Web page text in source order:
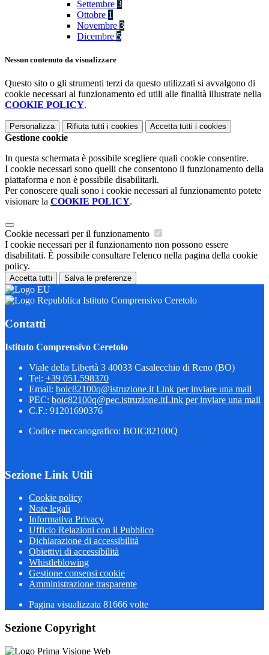
Settembre 3
Ottobre 1
Novembre 3
Dicembre 5
Nessun contenuto da visualizzare
Questo sito o gli strumenti terzi da questo utilizzati si avvalgono di
cookie necessari al funzionamento ed utili alle finalità illustrate nella
COOKIE POLICY.
Personalizza Rifiuta tutti i cookies Accetta tutti i cookies
Gestione cookie
In questa schermata è possibile scegliere quali cookie consentire.
I cookie necessari sono quelli che consentono il funzionamento della
piattaforma e non è possibile disabilitarli.
Per conoscere quali sono i cookie necessari al funzionamento potete
visionare la COOKIE POLICY.
Cookie necessari per il funzionamento
I cookie necessari per il funzionamento non possono essere
disabilitati. È possibile consultare l'elenco nella pagina della cookie
policy.
Accetta tutti Salva le preferenze
Istituto Comprensivo Ceretolo
Contatti
Istituto Comprensivo Ceretolo
Viale della Libertà 3 40033 Casalecchio di Reno (BO)
Tel: +39 051.598370
Email: boic82100q@istruzione.it Link per inviare una mail
PEC: boic82100q@pec.istruzione.itLink per inviare una mail
C.F.: 91201690376
Codice meccanografico: BOIC82100Q
Sezione Link Utili
Cookie policy
Note legali
Informativa Privacy
Ufficio Relazioni con il Pubblico
Dichiarazione di accessibilità
Obiettivi di accessibilità
Whistleblowing
Gestione consensi cookie
Amministrazione trasparente
Pagina visualizzata 81666 volte
Sezione Copyright